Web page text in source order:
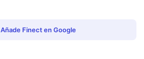
Añade Finect en Google